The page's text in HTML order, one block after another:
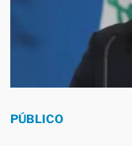
PÚBLICO